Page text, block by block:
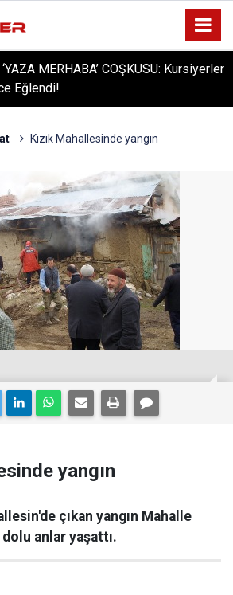
‘YAZA MERHABA’ COŞKUSU: Kursiyerler
Eğlendi!
Kızık Mahallesinde yangın
yangın
çıkan yangın Mahalle
anlar yaşattı.